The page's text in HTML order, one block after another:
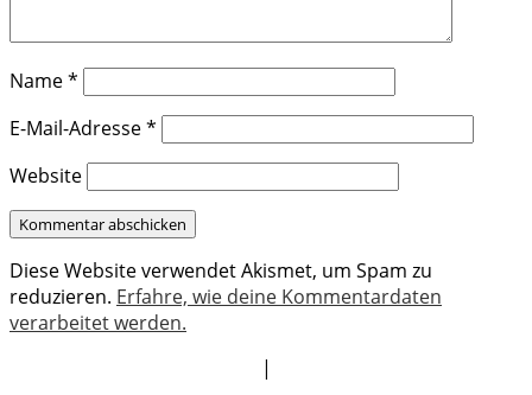
Name*
E-Mail-Adresse*
Website
Diese Website verwendet Akismet, um Spam zu
reduzieren. Erfahre, wie deine Kommentardaten
verarbeitet werden.
|